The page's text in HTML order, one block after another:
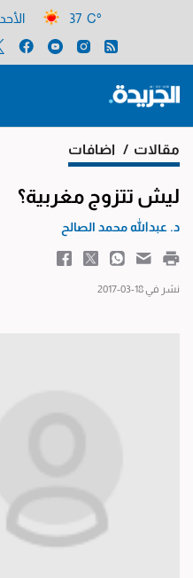
37 C° الأحد 09 أغسطس 2026
مقالات / اضافات
ليش تتزوج مغربية؟
د. عبدالله محمد الصالح
نشر في 18-03-2017